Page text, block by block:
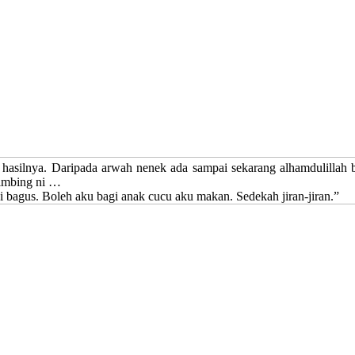
Daripada arwah nenek ada sampai sekarang
ni …
Boleh aku bagi anak cucu aku makan. Sedekah jiran-jiran.”